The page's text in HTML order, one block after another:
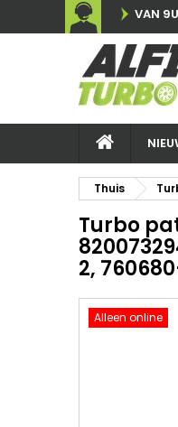
VAN
Thuis
Turbo
2,
Alleen online